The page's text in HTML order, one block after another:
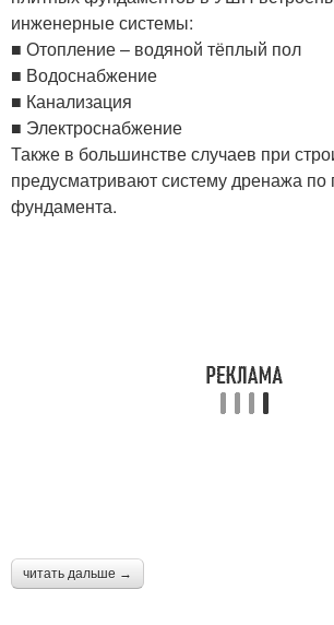
инженерные системы:
■ Отопление – водяной тёплый пол
■ Водоснабжение
■ Канализация
■ Электроснабжение
Также в большинстве случаев при
предусматривают систему дренажа по
фундамента.
читать дальше →